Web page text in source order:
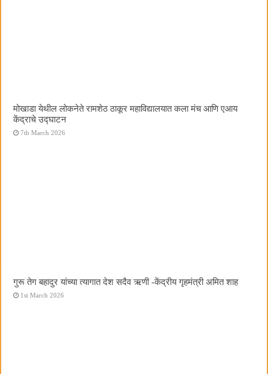
मोखाडा येथील लोकनेते रामशेठ ठाकूर महाविद्यालयात कला मंच आणि एआय
केंद्राचे उद्घाटन
7th March 2026
गुरू तेग बहादुर यांच्या त्यागात देश सदैव ऋणी -केंद्रीय गृहमंत्री अमित शाह
1st March 2026